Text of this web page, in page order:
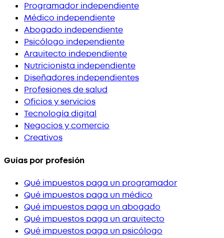
Programador independiente
Médico independiente
Abogado independiente
Psicólogo independiente
Arquitecto independiente
Nutricionista independiente
Diseñadores independientes
Profesiones de salud
Oficios y servicios
Tecnología digital
Negocios y comercio
Creativos
Guías por profesión
Qué impuestos paga un programador
Qué impuestos paga un médico
Qué impuestos paga un abogado
Qué impuestos paga un arquitecto
Qué impuestos paga un psicólogo